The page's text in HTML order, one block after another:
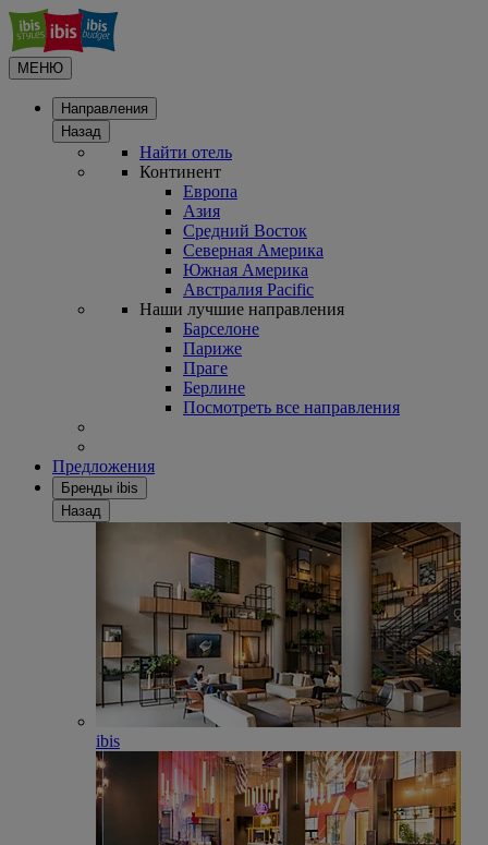
МЕНЮ
Направления
Назад
Найти отель
Континент
Европа
Азия
Средний Восток
Северная Америка
Южная Америка
Австралия Pacific
Наши лучшие направления
Барселоне
Париже
Праге
Берлине
Посмотреть все направления
Предложения
Бренды ibis
Назад
ibis